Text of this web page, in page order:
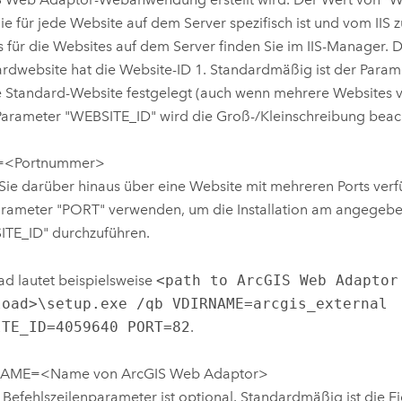
für jede Website auf dem Server spezifisch ist und vom IIS
für die Websites auf dem Server finden Sie im IIS-Manager.
hat die Website-ID 1. Standardmäßig ist der
Standard-Website festgelegt (auch wenn mehrere Websites
"WEBSITE_ID" wird die Groß-/Kleinschreibung
darüber hinaus über eine Website mit mehreren Ports
"PORT" verwenden, um die Installation am
durchzuführen.
lautet beispielsweise <path to ArcGIS Web
/qb VDIRNAME=arcgis_external
PORT=82.
von ArcGIS Web Adaptor>
ist optional. Standardmäßig ist die